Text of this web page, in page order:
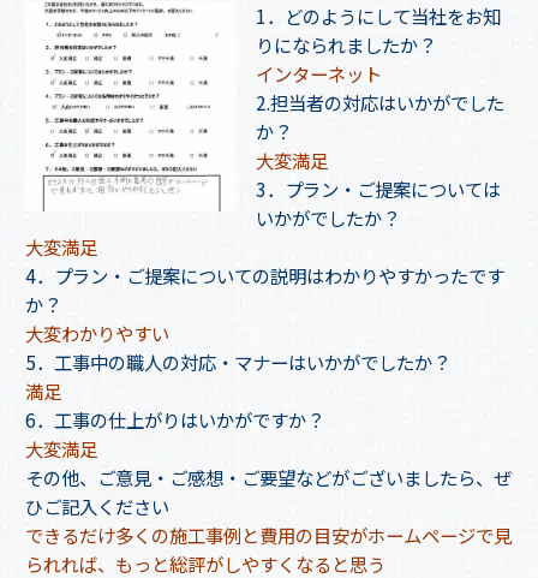
1．どのようにして当社をお知
りになられましたか？
インターネット
2.担当者の対応はいかがでした
か？
大変満足
3．プラン・ご提案については
いかがでしたか？
大変満足
4．プラン・ご提案についての説明はわかりやすかったです
か？
大変わかりやすい
5．工事中の職人の対応・マナーはいかがでしたか？
満足
6．工事の仕上がりはいかがですか？
大変満足
その他、ご意見・ご感想・ご要望などがございましたら、ぜ
ひご記入ください
できるだけ多くの施工事例と費用の目安がホームページで見
られれば、もっと総評がしやすくなると思う